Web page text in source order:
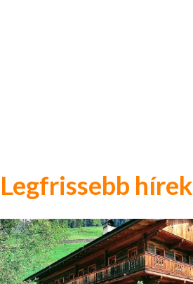
Legfrissebb hírek